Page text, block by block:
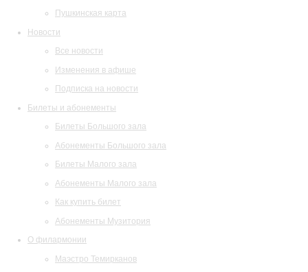
Пушкинская карта
Новости
Все новости
Изменения в афише
Подписка на новости
Билеты и абонементы
Билеты Большого зала
Абонементы Большого зала
Билеты Малого зала
Абонементы Малого зала
Как купить билет
Абонементы Музитория
О филармонии
Маэстро Темирканов